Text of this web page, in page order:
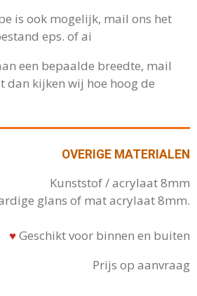
is ook mogelijk, mail ons het
eps. of ai
een bepaalde breedte, mail
dan kijken wij hoe hoog de
OVERIGE MATERIALEN
Kunststof / acrylaat 8mm
glans of mat acrylaat 8mm.
♥Geschikt voor binnen en buiten
Prijs op aanvraag